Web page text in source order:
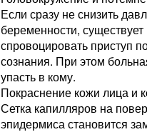
Если сразу не снизить
беременности, существует
спровоцировать приступ
сознания. При этом
упасть в кому.
Покраснение кожи лица и
Сетка капилляров на
эпидермиса становится